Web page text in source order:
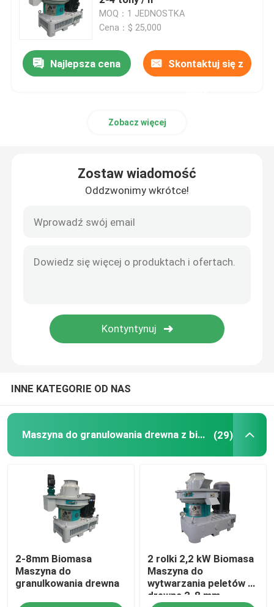
Przemysłowa maszyna do pelletu drzewnego
Linia do produkcji pelletu z biomasy
Kruszarka młotkowa
Sprzęt do suszenia biomasy
Chłodnica pelletu
Akcesoria do maszyn do granulowania
MOQ：1 JEDNOSTKA
Cena：$ 25,000
Najlepsza cena Skontaktuj się z
Zobacz więcej
Zostaw wiadomość
Oddzwonimy wkrótce!
INNE KATEGORIE OD NAS
Maszyna do granulowania drewna z biomasy (29)
2-8mm Biomasa
Maszyna do
granulkowania drewna
2 rolki 2,2 kW Biomasa
Maszyna do
wytwarzania peletów z
drewna 2-8 mm